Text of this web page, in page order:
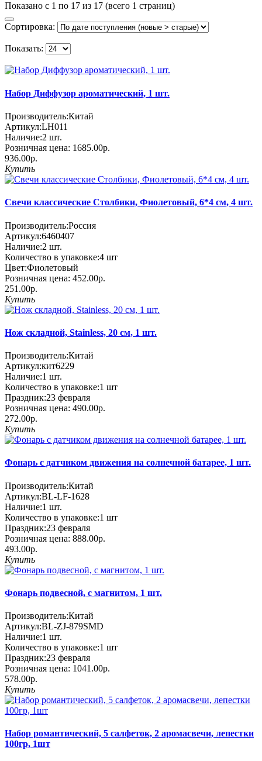
Показано с 1 по 17 из 17 (всего 1 страниц)
Сортировка:
Показать:
Набор Диффузор ароматический, 1 шт.
Производитель:Китай
Артикул:LH011
Наличие:2 шт.
Розничная цена: 1685.00р.
936.00р.
Купить
Свечи классические Столбики, Фиолетовый, 6*4 см, 4 шт.
Производитель:Россия
Артикул:6460407
Наличие:2 шт.
Количество в упаковке:4 шт
Цвет:Фиолетовый
Розничная цена: 452.00р.
251.00р.
Купить
Нож складной, Stainless, 20 см, 1 шт.
Производитель:Китай
Артикул:кит6229
Наличие:1 шт.
Количество в упаковке:1 шт
Праздник:23 февраля
Розничная цена: 490.00р.
272.00р.
Купить
Фонарь с датчиком движения на солнечной батарее, 1 шт.
Производитель:Китай
Артикул:BL-LF-1628
Наличие:1 шт.
Количество в упаковке:1 шт
Праздник:23 февраля
Розничная цена: 888.00р.
493.00р.
Купить
Фонарь подвесной, с магнитом, 1 шт.
Производитель:Китай
Артикул:BL-ZJ-879SMD
Наличие:1 шт.
Количество в упаковке:1 шт
Праздник:23 февраля
Розничная цена: 1041.00р.
578.00р.
Купить
Набор романтический, 5 салфеток, 2 аромасвечи, лепестки
100гр, 1шт